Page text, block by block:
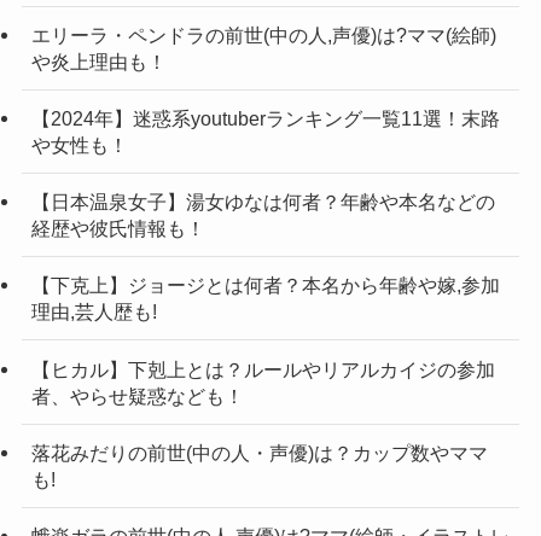
エリーラ・ペンドラの前世(中の人,声優)は?ママ(絵師)
や炎上理由も！
【2024年】迷惑系youtuberランキング一覧11選！末路
や女性も！
【日本温泉女子】湯女ゆなは何者？年齢や本名などの
経歴や彼氏情報も！
【下克上】ジョージとは何者？本名から年齢や嫁,参加
理由,芸人歴も!
【ヒカル】下剋上とは？ルールやリアルカイジの参加
者、やらせ疑惑なども！
落花みだりの前世(中の人・声優)は？カップ数やママ
も!